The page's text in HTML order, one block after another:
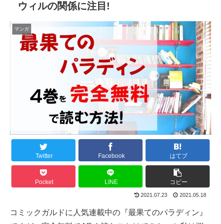
ウィルの関係に注目!
マンガ
Twitter Facebook はてブ
Pocket LINE コピー
2021.07.23 2021.05.18
コミックガルドに人気連載中の『最果てのパラディン』